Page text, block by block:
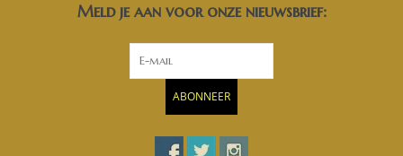
Meld je aan voor onze nieuwsbrief:
ABONNEER